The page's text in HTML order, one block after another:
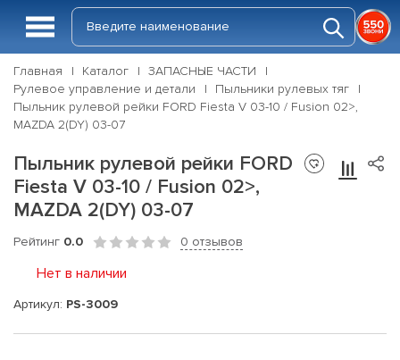
Главная Каталог
ЗАПАСНЫЕ ЧАСТИ
Рулевое управление и детали
Пыльники рулевых тяг
Пыльник рулевой рейки FORD Fiesta V 03-10 / Fusion 02>,
MAZDA 2(DY) 03-07
Пыльник рулевой рейки FORD
Fiesta V 03-10 / Fusion 02>,
MAZDA 2(DY) 03-07
Рейтинг 0.0 0 отзывов
Нет в наличии
Артикул: PS-3009